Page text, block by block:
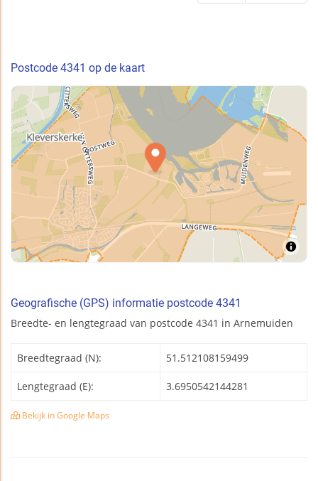
Postcode 4341 op de kaart
Geografische (GPS) informatie postcode 4341
Breedte- en lengtegraad van postcode 4341 in Arnemuiden
Breedtegraad (N): 51.512108159499
Lengtegraad (E): 3.6950542144281
Bekijk in Google Maps